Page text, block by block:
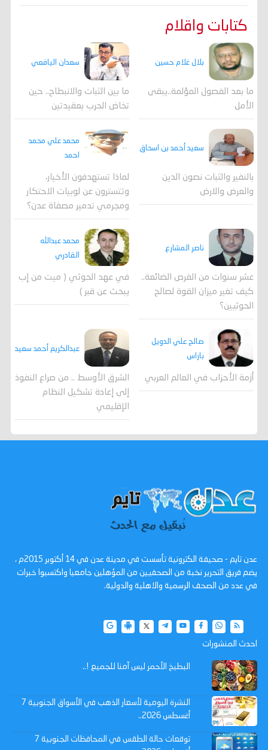
كتابات واقلام
بلال غلام حسين
ما بعد الفصول المؤلمة..يبقى
الأمل
سعدان اليافعي
ما بين الثبات والانبطاح.. حين
تخاض الحرب بعقيدتين
سعيد أحمد بن اسحاق
بالنفير والثبات نصون الدين
والعرض والارض
محمد علي محمد
احمد
لماذا تستهدفون الأخيار،
وتتسترون عن لوبيات الاحتكار
ومجرمي تدمير مصفاة عدن؟
ناصر المشارع
عشر سنوات من الفرص الضائعة..
كيف تغير ميزان القوة لصالح
الحوثيين؟
محمد عبدالله
القادري
في عهد الحوثي ( ميت من إب
يبحث عن قبر )
صالح علي الدويل
باراس
أزمة الأحزاب في العالم العربي
عبدالكريم أحمد سعيد
الشرق الأوسط .. من صراع النفوذ
إلى إعادة تشكيل النظام
الإقليمي
عدن تايم - صحيفة الكترونية تأسست في مدينة عدن في 14 أكتوبر 2015م ،
يضم فريق التحرير نخبة من الصحفيين من المؤهلين جامعيا واكتسبوا خبرات
في عدد من الصحف الرسمية والاهلية والدولية.
احدث المنشورات
البطيخ الأحمر ليس آمنا للجميع !..
النشرة اليومية لأسعار الذهب في الأسواق الجنوبية 7
أغسطس 2026..
توقعات حالة الطقس في المحافظات الجنوبية 7